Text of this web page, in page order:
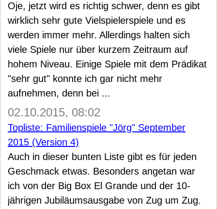
Oje, jetzt wird es richtig schwer, denn es gibt
wirklich sehr gute Vielspielerspiele und es
werden immer mehr. Allerdings halten sich
viele Spiele nur über kurzem Zeitraum auf
hohem Niveau. Einige Spiele mit dem Prädikat
"sehr gut" konnte ich gar nicht mehr
aufnehmen, denn bei ...
02.10.2015, 08:02
Topliste: Familienspiele "Jörg" September
2015 (Version 4)
Auch in dieser bunten Liste gibt es für jeden
Geschmack etwas. Besonders angetan war
ich von der Big Box El Grande und der 10-
jährigen Jubiläumsausgabe von Zug um Zug.